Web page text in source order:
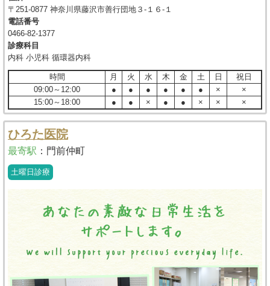
〒251-0877 神奈川県藤沢市善行団地３-１６-１
電話番号
0466-82-1377
診療科目
内科 小児科 循環器内科
時間 月 火 水 木 金 土 日
祝日
09:00～12:00
● ● ● ● ● ● ×
×
15:00～18:00
● ● × ● ● × × ×
ひろた医院
最寄駅 ： 門前仲町
土曜日診療